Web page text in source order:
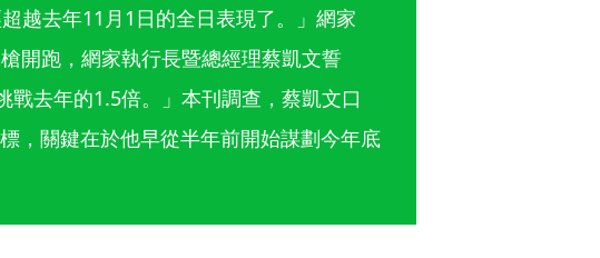
越去年11月1日的全日表現了。」網家
開跑，網家執行長暨總經理蔡凱文誓
戰去年的1.5倍。」本刊調查，蔡凱文口
，關鍵在於他早從半年前開始謀劃今年底